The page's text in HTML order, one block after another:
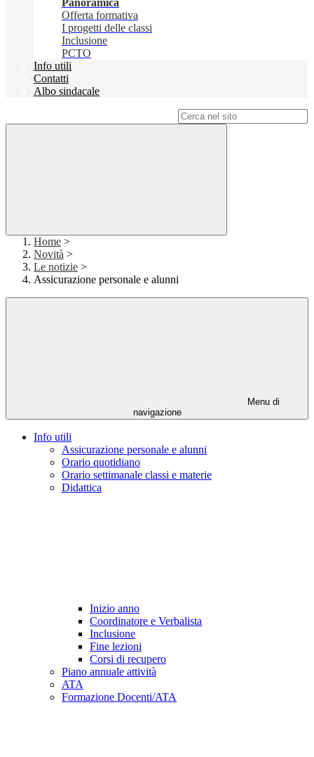
Panoramica
Offerta formativa
I progetti delle classi
Inclusione
PCTO
Info utili
Contatti
Albo sindacale
Home >
Novità >
Le notizie >
Assicurazione personale e alunni
Menu di
navigazione
Info utili
Assicurazione personale e alunni
Orario quotidiano
Orario settimanale classi e materie
Didattica
Inizio anno
Coordinatore e Verbalista
Inclusione
Fine lezioni
Corsi di recupero
Piano annuale attività
ATA
Formazione Docenti/ATA